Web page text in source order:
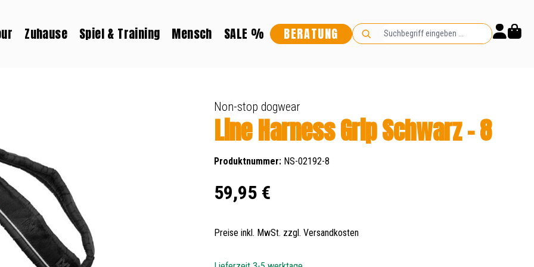
Zuhause Spiel & Training Mensch SALE % BERATUNG
Non-stop dogwear
Line Harness Grip Schwarz - 8
Produktnummer: NS-02192-8
Regulärer Preis:
59,95 €
Preise inkl. MwSt. zzgl. Versandkosten